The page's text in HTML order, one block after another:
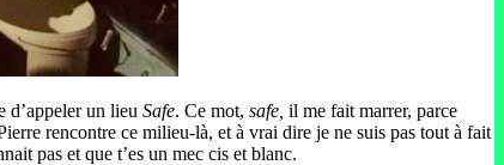
d’appeler un lieu Safe. Ce mot, safe, il me fait marrer, parce
rencontre ce milieu-là, et à vrai dire je ne suis pas tout à fait
pas et que t’es un mec cis et blanc.